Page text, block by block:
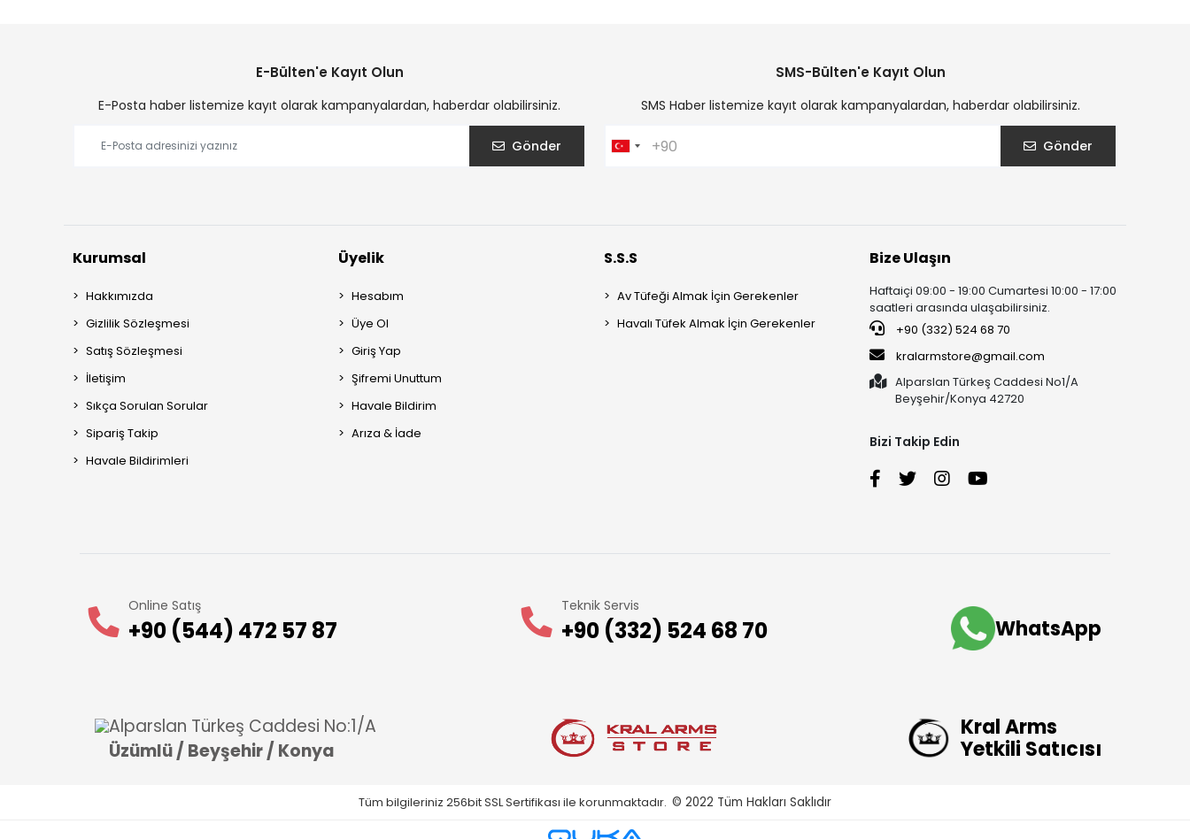
E-Bülten'e Kayıt Olun
E-Posta haber listemize kayıt olarak kampanyalardan, haberdar olabilirsiniz.
Gönder
SMS-Bülten'e Kayıt Olun
SMS Haber listemize kayıt olarak kampanyalardan, haberdar olabilirsiniz.
Gönder
Kurumsal
Hakkımızda
Gizlilik Sözleşmesi
Satış Sözleşmesi
İletişim
Sıkça Sorulan Sorular
Sipariş Takip
Havale Bildirimleri
Üyelik
Hesabım
Üye Ol
Giriş Yap
Şifremi Unuttum
Havale Bildirim
Arıza & İade
S.S.S
Av Tüfeği Almak İçin Gerekenler
Havalı Tüfek Almak İçin Gerekenler
Bize Ulaşın
Haftaiçi 09:00 - 19:00 Cumartesi 10:00 - 17:00
saatleri arasında ulaşabilirsiniz.
+90 (332) 524 68 70
kralarmstore@gmail.com
Alparslan Türkeş Caddesi No1/A
Beyşehir/Konya 42720
Bizi Takip Edin
Online Satış
+90 (544) 472 57 87
Teknik Servis
+90 (332) 524 68 70 WhatsApp
Alparslan Türkeş Caddesi No:1/A
Üzümlü / Beyşehir / Konya
Kral Arms
Yetkili Satıcısı
Tüm bilgileriniz 256bit SSL Sertifikası ile korunmaktadır. © 2022 Tüm Hakları Saklıdır